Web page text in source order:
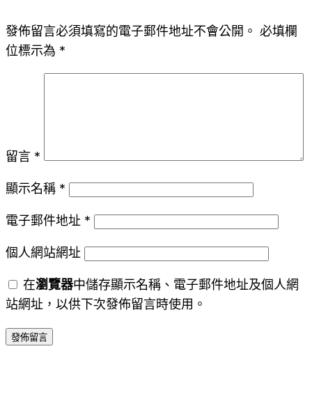
發佈留言必須填寫的電子郵件地址不會公開。 必填欄
位標示為 *
留言 *
顯示名稱 *
電子郵件地址 *
個人網站網址
在瀏覽器中儲存顯示名稱、電子郵件地址及個人網
站網址，以供下次發佈留言時使用。